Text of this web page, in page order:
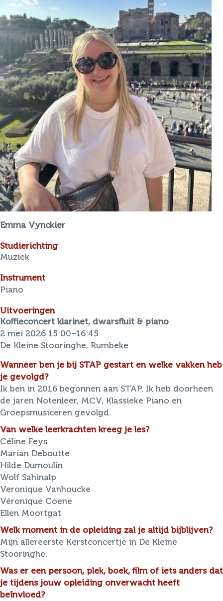
Overslaan en naar de inhoud gaan
Emma Vynckier
Studierichting
Muziek
Instrument
Piano
Uitvoeringen
Koffieconcert klarinet, dwarsfluit & piano
2 mei 2026 15:00–16:45
De Kleine Stooringhe, Rumbeke
Wanneer ben je bij STAP gestart en welke vakken heb
je gevolgd?
Ik ben in 2016 begonnen aan STAP. Ik heb doorheen
de jaren Notenleer, MCV, Klassieke Piano en
Groepsmusiceren gevolgd.
Van welke leerkrachten kreeg je les?
Céline Feys
Marian Deboutte
Hilde Dumoulin
Wolf Sahinalp
Veronique Vanhoucke
Véronique Coene
Ellen Moortgat
Welk moment in de opleiding zal je altijd bijblijven?
Mijn allereerste Kerstconcertje in De Kleine
Stooringhe.
Was er een persoon, plek, boek, film of iets anders dat
je tijdens jouw opleiding onverwacht heeft
beïnvloed?